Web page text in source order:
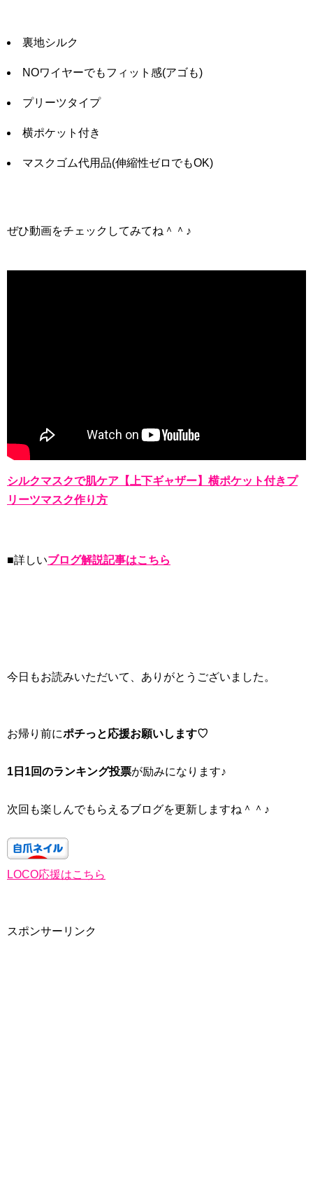
裏地シルク
NOワイヤーでもフィット感(アゴも)
プリーツタイプ
横ポケット付き
マスクゴム代用品(伸縮性ゼロでもOK)
ぜひ動画をチェックしてみてね＾＾♪
シルクマスクで肌ケア【上下ギャザー】横ポケット付きプ
リーツマスク作り方
■詳しいブログ解説記事はこちら
今日もお読みいただいて、ありがとうございました。
お帰り前にポチっと応援お願いします♡
1日1回のランキング投票が励みになります♪
次回も楽しんでもらえるブログを更新しますね＾＾♪
LOCO応援はこちら
スポンサーリンク